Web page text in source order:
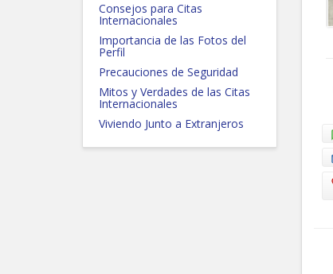
Consejos para Citas
Internacionales
Importancia de las Fotos del
Perfil
Precauciones de Seguridad
Mitos y Verdades de las Citas
Internacionales
Viviendo Junto a Extranjeros